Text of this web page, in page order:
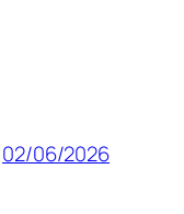
02/06/2026